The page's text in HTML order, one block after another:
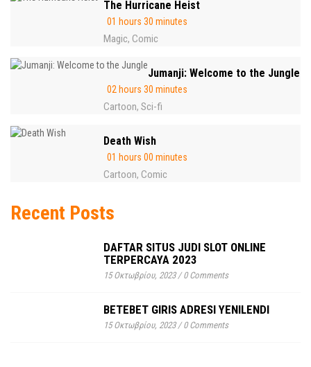
The Hurricane Heist
01 hours 30 minutes
Magic, Comic
Jumanji: Welcome to the Jungle
02 hours 30 minutes
Cartoon, Sci-fi
Death Wish
01 hours 00 minutes
Cartoon, Comic
Recent Posts
DAFTAR SITUS JUDI SLOT ONLINE
TERPERCAYA 2023
15 Οκτωβρίου, 2023/0 Comments
BETEBET GIRIS ADRESI YENILENDI
15 Οκτωβρίου, 2023/0 Comments